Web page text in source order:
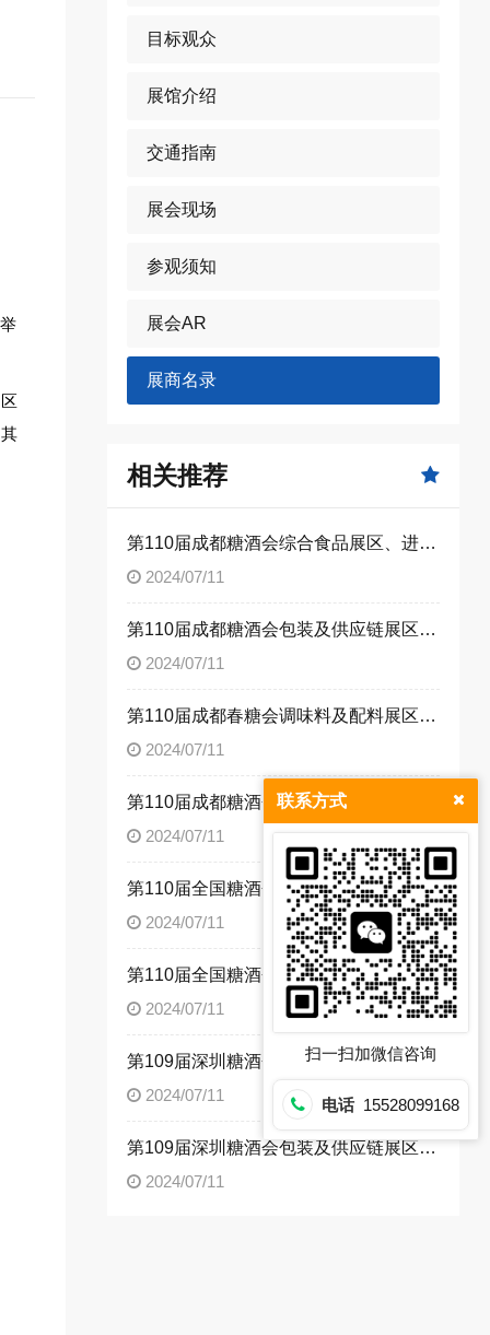
目标观众
展馆介绍
交通指南
展会现场
参观须知
展会AR
展商名录
相关推荐
第110届成都糖酒会综合食品展区、进口食品展区、休闲食品展区，休闲及烘培食品展区展商名录
2024/07/11
第110届成都糖酒会包装及供应链展区、食品机械展区
2024/07/11
第110届成都春糖会调味料及配料展区展商名录
2024/07/11
2024/07/11
第110届全国糖酒会（成都春糖）传统酒类展区展商名录
2024/07/11
第110届全国糖酒会（成都春糖）饮品及乳制品展区展商名录
2024/07/11
第109届深圳糖酒会粤港澳大湾区专馆展商名录
2024/07/11
第109届深圳糖酒会包装及供应链展区及食品机械展区展商名录
2024/07/11
联系方式
扫一扫加微信咨询
电话 15528099168